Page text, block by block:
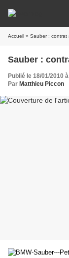
Accueil » Sauber : contrat
Sauber :
Publié le 18/01/2010
Par Matthieu Piccon